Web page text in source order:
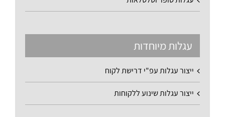
עגלות מיוחדות
ייצור עגלות עפ"י דרישת לקוח
ייצור עגלות שינוע ללקוחות